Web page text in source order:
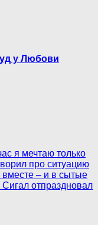
у Любови
я мечтаю только
про ситуацию
– и в сытые
отпраздновал